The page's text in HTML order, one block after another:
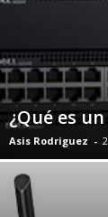
¿Qué es
Asis Rodriguez -